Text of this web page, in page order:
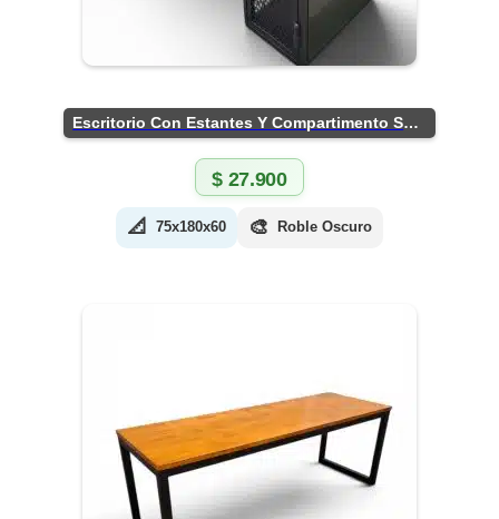
Escritorio Con Estantes Y Compartimento Seguro
$27.900
📐 75x180x60 🎨 Roble Oscuro